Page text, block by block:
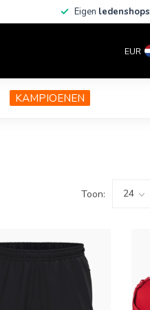
Eigen ledenshops
EUR
KAMPIOENEN
Toon: